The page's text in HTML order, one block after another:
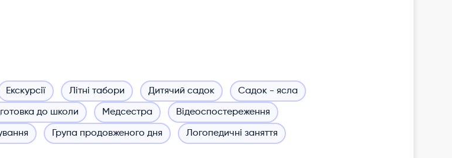
Екскурсії Літні табори Дитячий садок Садок - ясла
до школи Медсестра Відеоспостереження
Група продовженого дня Логопедичні заняття